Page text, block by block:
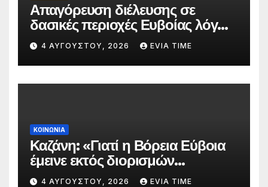
Απαγόρευση διέλευσης σε
δασικές περιοχές Ευβοίας λόγω
πολύ υψηλού κινδύνου
πυρκαγιάς
4 ΑΥΓΟΎΣΤΟΥ, 2026 EVIA TIME
ΚΟΙΝΩΝΙΑ
Καζάνη: «Γιατί η Βόρεια Εύβοια
έμεινε εκτός διορισμών
δασκάλων;»
4 ΑΥΓΟΎΣΤΟΥ, 2026 EVIA TIME